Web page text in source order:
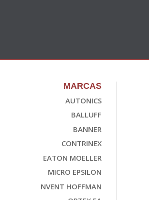
MARCAS
AUTONICS
BALLUFF
BANNER
CONTRINEX
EATON MOELLER
MICRO EPSILON
NVENT HOFFMAN